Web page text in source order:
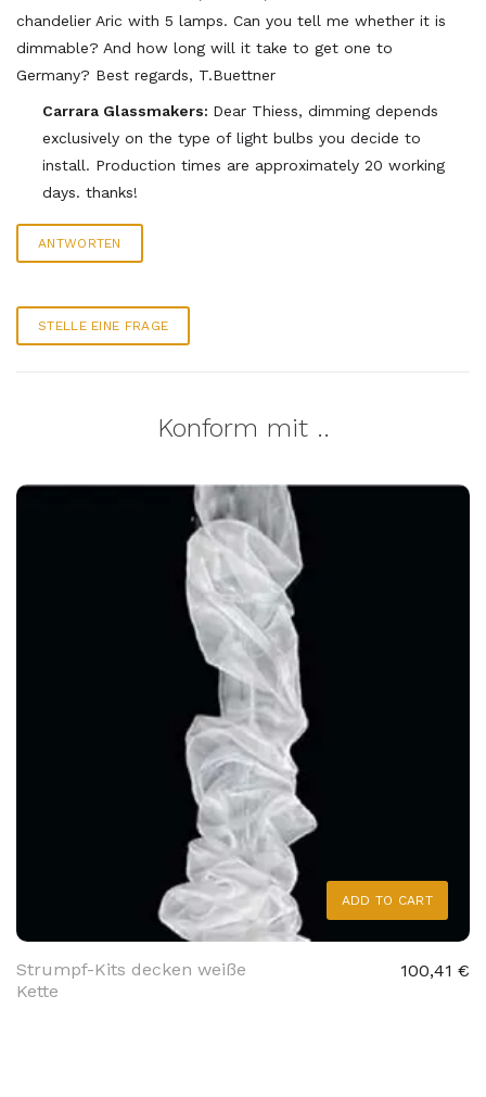
chandelier Aric with 5 lamps. Can you tell me whether it is
dimmable? And how long will it take to get one to
Germany? Best regards, T.Buettner
Carrara Glassmakers: Dear Thiess, dimming depends
exclusively on the type of light bulbs you decide to
install. Production times are approximately 20 working
days. thanks!
ANTWORTEN
STELLE EINE FRAGE
Konform mit ..
ADD TO CART
Strumpf-Kits decken weiße
Kette
100,41 €